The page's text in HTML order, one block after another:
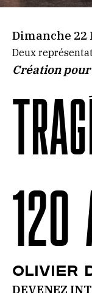
Dimanche 22
Deux
Création
120
Olivier
DEVENEZ